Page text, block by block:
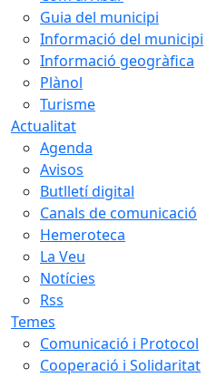
Guia del municipi
Informació del municipi
Informació geogràfica
Plànol
Turisme
Actualitat
Agenda
Avisos
Butlletí digital
Canals de comunicació
Hemeroteca
La Veu
Notícies
Rss
Temes
Comunicació i Protocol
Cooperació i Solidaritat